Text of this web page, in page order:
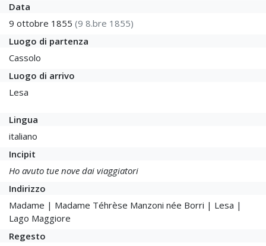
Data
9 ottobre 1855 (9 8.bre 1855)
Luogo di partenza
Cassolo
Luogo di arrivo
Lesa
Lingua
italiano
Incipit
Ho avuto tue nove dai viaggiatori
Indirizzo
Madame | Madame Téhrèse Manzoni née Borri | Lesa |
Lago Maggiore
Regesto